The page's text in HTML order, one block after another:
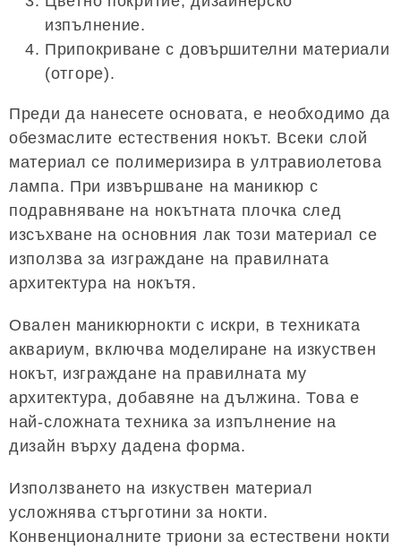
изпълнение.
Припокриване с довършителни материали
(отгоре).
Преди да нанесете основата, е необходимо да
обезмаслите естествения нокът. Всеки слой
материал се полимеризира в ултравиолетова
лампа. При извършване на маникюр с
подравняване на нокътната плочка след
изсъхване на основния лак този материал се
използва за изграждане на правилната
архитектура на нокътя.
Овален маникюрнокти с искри, в техниката
аквариум, включва моделиране на изкуствен
нокът, изграждане на правилната му
архитектура, добавяне на дължина. Това е
най-сложната техника за изпълнение на
дизайн върху дадена форма.
Използването на изкуствен материал
усложнява стърготини за нокти.
Конвенционалните триони за естествени нокти